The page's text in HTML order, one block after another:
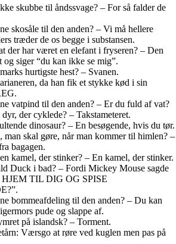
skubbe til åndssvage? – For så falder de
skosåle til den anden? – Vi må hellere
træder de os begge i substansen.
der har været en elefant i fryseren? – Den
og siger “du kan ikke se mig”.
hurtigste hest? – Svanen.
da han fik et stykke kød i sin
vatpind til den anden? – Er du fuld af vat?
der cyklede? – Takstameteret.
dinosaur? – En besøgende, hvis du tør.
man skal gøre, når man kommer til himlen? –
bagagen.
kamel, der stinker? – En kamel, der stinker.
Duck i bad? – Fordi Mickey Mouse sagde
TIL DIG OG SPISE
bommeafdeling til den anden? – Du kan
pude og slappe af.
på islandsk? – Torment.
Værsgo at røre ved kuglen men pas på